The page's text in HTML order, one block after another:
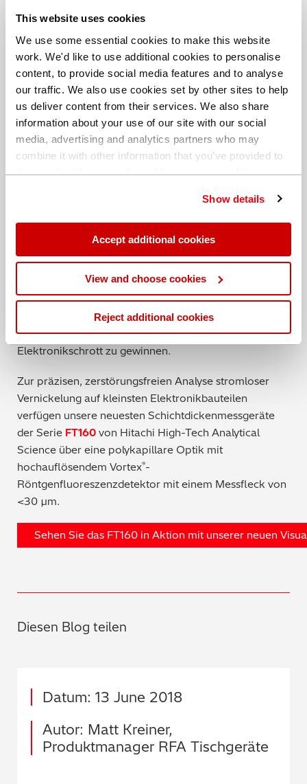
This website uses cookies
We use some essential cookies to make this website
work. We'd like to use additional cookies to personalise
content, to provide social media features and to analyse
our traffic. We also use cookies set by other sites to help
us deliver content from their services. We also share
information about your use of our site with our social
media, advertising and analytics partners who may
combine it with other information that you’ve provided to
them or that they’ve collected from your use of their
Show details
Accept additional cookies
View and choose cookies
Reject additional cookies
B568 und MIL-DTL-32119. Beschichter, die für
diesem Prozess RFA integrieren, um die Schichtdicke
der chemischen Vernickelung zu messen, sind in der
Lage, schnelle, präzise und wiederholbare Ergebnisse
zu erreichen.
Angesichts der globalen Bedeutung der Regulierung
von Blei und Chrom in den heutigen
Herstellungsprozessen und mit dem Endziel, den
Einfluss von gefährlichen Stoffen auf die Umgebung zu
reduzieren, kann die Verwendung von RFA darüber
wertvolle qualitative und quantitative Analysen bieten,
um im Recyclingprozess zu ermitteln, ob eine Blei-
oder Chromlegierung im Herstellungsprozess der
entsorgten elektronischen oder mechanischen
Komponente verwendet wurde. Die RFA kann übrigens
auch verwendet werden kann, um Gold aus
Elektronikschrott zu gewinnen.
Zur präzisen, zerstörungsfreien Analyse stromloser
Vernickelung auf kleinsten Elektronikbauteilen
verfügen unsere neuesten Schichtdickenmessgeräte
der Serie FT160 von Hitachi High-Tech Analytical
Science über eine polykapillare Optik mit
hochauflösendem Vortex®-
Röntgenfluoreszenzdetektor mit einem Messfleck von
<30 µm.
Sehen Sie das FT160 in Aktion mit unserer neuen
Diesen Blog teilen
Datum: 13 June 2018
Autor: Matt Kreiner,
Produktmanager RFA Tischgeräte